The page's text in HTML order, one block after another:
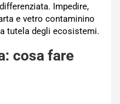
Impedire,
e vetro contaminino
tutela degli ecosistemi.
cosa fare